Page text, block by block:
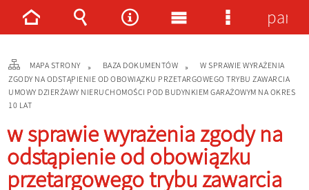
MAPA STRONY BAZA DOKUMENTÓW
W SPRAWIE WYRAŻENIA
ZGODY NA ODSTĄPIENIE OD OBOWIĄZKU PRZETARGOWEGO TRYBU ZAWARCIA
UMOWY DZIERŻAWY NIERUCHOMOŚCI POD BUDYNKIEM GARAŻOWYM NA OKRES
10 LAT
w sprawie wyrażenia zgody na
odstąpienie od obowiązku
przetargowego trybu zawarcia
Strona
główna
Wyszukiwarka
NarzędziaMenu
główne
Menu
szczegółowe
panel